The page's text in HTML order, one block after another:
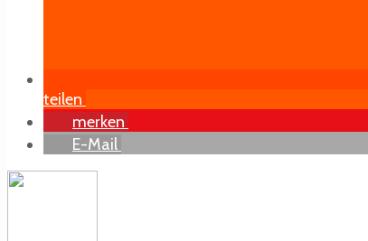
teilen
merken
E-Mail